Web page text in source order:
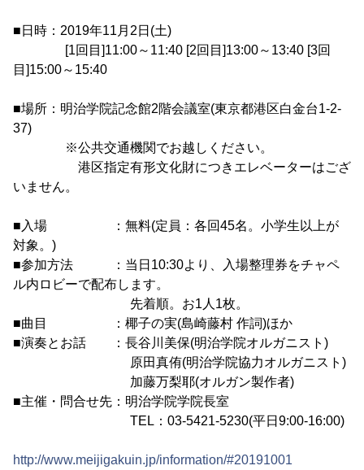
■日時：2019年11月2日(土)
[1回目]11:00～11:40 [2回目]13:00～13:40 [3回
目]15:00～15:40
■場所：明治学院記念館2階会議室(東京都港区白金台1-2-
37)
※公共交通機関でお越しください。
港区指定有形文化財につきエレベーターはござ
いません。
■入場 ：無料(定員：各回45名。小学生以上が
対象。)
■参加方法 ：当日10:30より、入場整理券をチャペ
ル内ロビーで配布します。
先着順。お1人1枚。
■曲目 ：椰子の実(島崎藤村 作詞)ほか
■演奏とお話 ：長谷川美保(明治学院オルガニスト)
原田真侑(明治学院協力オルガニスト)
加藤万梨耶(オルガン製作者)
■主催・問合せ先：明治学院学院長室
TEL：03-5421-5230(平日9:00-16:00)
http://www.meijigakuin.jp/information/#20191001